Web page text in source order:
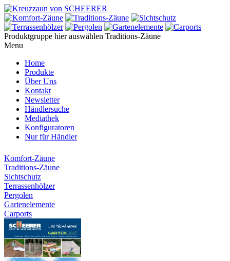
Produktgruppe hier auswählen Traditions-Zäune
Menu
Home
Produkte
Über Uns
Kontakt
Newsletter
Händlersuche
Mediathek
Konfiguratoren
Nur für Händler
Komfort-Zäune
Traditions-Zäune
Sichtschutz
Terrassenhölzer
Pergolen
Gartenelemente
Carports